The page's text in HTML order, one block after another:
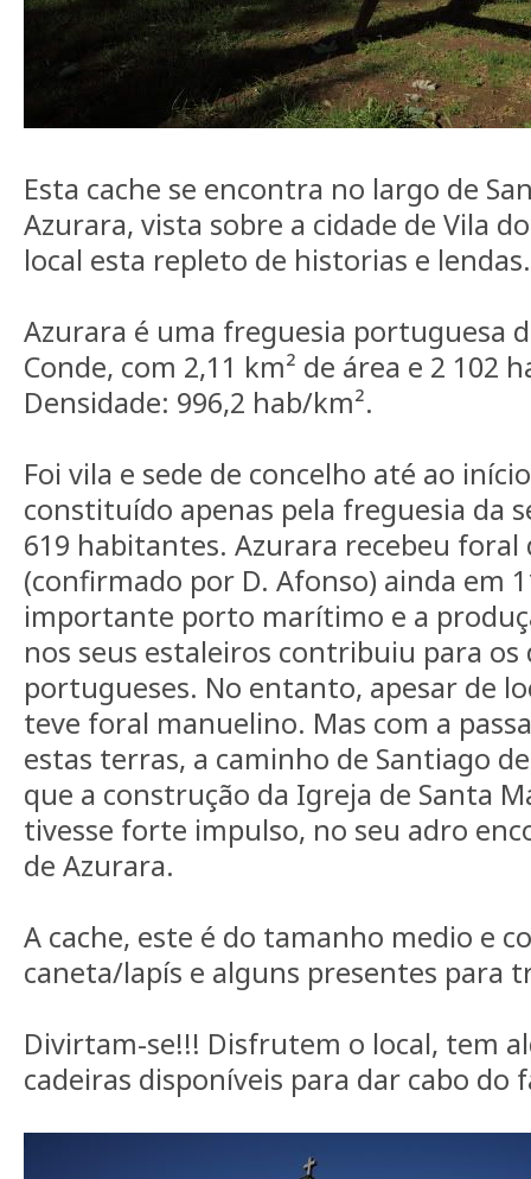
Esta cache se encontra no largo de
Azurara, vista sobre a cidade de Vila
local esta repleto de historias e lendas.
Azurara é uma freguesia portuguesa
Conde, com 2,11 km² de área e 2 102
Densidade: 996,2 hab/km².
Foi vila e sede de concelho até ao
constituído apenas pela freguesia da
619 habitantes. Azurara recebeu foral
(confirmado por D. Afonso) ainda em
importante porto marítimo e a
nos seus estaleiros contribuiu para
portugueses. No entanto, apesar de
teve foral manuelino. Mas com a
estas terras, a caminho de Santiago
que a construção da Igreja de Santa
tivesse forte impulso, no seu adro
de Azurara.
A cache, este é do tamanho medio e
caneta/lapís e alguns presentes para
Divirtam-se!!! Disfrutem o local, tem
cadeiras disponíveis para dar cabo do